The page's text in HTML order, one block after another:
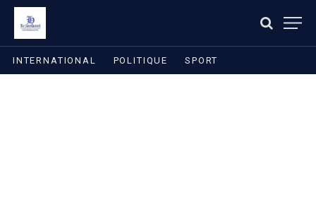
INTERNATIONAL POLITIQUE SPORT